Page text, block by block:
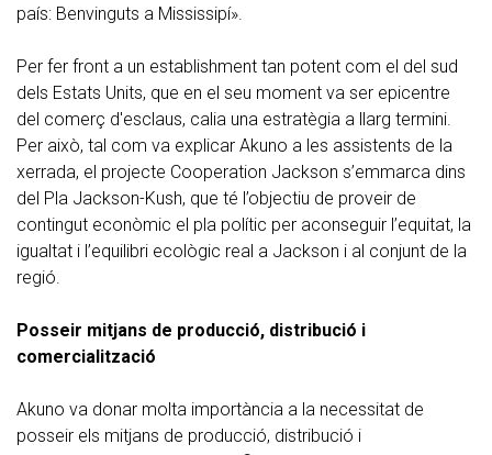
país: Benvinguts a Mississipí».
Per fer front a un establishment tan potent com el del sud
dels Estats Units, que en el seu moment va ser epicentre
del comerç d'esclaus, calia una estratègia a llarg termini.
Per això, tal com va explicar Akuno a les assistents de la
xerrada, el projecte Cooperation Jackson s’emmarca dins
del Pla Jackson-Kush, que té l’objectiu de proveir de
contingut econòmic el pla polític per aconseguir l’equitat, la
igualtat i l’equilibri ecològic real a Jackson i al conjunt de la
regió.
Posseir mitjans de producció, distribució i
comercialització
Akuno va donar molta importància a la necessitat de
posseir els mitjans de producció, distribució i